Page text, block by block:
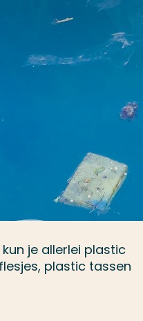
je allerlei plastic
plastic tassen